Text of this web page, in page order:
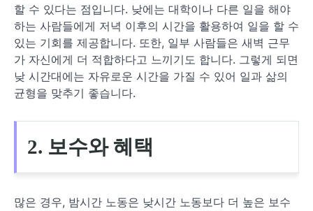
할 수 있다는 점입니다. 낮에는 대학이나 다른 일을 해야
하는 사람들에게 저녁 이후의 시간을 활용하여 일을 할 수
있는 기회를 제공합니다. 또한, 일부 사람들은 새벽 근무
가 자신에게 더 적합하다고 느끼기도 합니다. 그렇게 되면
낮 시간대에는 자유로운 시간을 가질 수 있어 일과 삶의
균형을 맞추기 좋습니다.
2. 보수와 혜택
많은 경우, 밤시간 노동은 낮시간 노동보다 더 높은 보수